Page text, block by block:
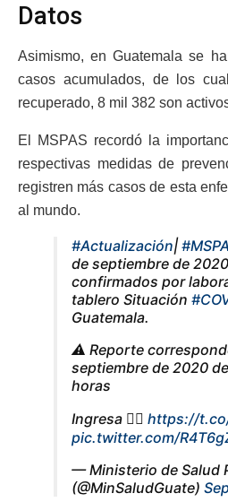
Datos
Asimismo, en Guatemala se
casos acumulados, de los
recuperado, 8 mil 382 son
El MSPAS recordó la
respectivas medidas de
registren más casos de esta
al mundo.
#Actualización|
de septiembre de
confirmados por
tablero Situación
Guatemala.
⚠️ Reporte
septiembre de 2020
horas
Ingresa 👉🏻 https://
pic.twitter.com/
— Ministerio de Salud
(@MinSaludGuate)